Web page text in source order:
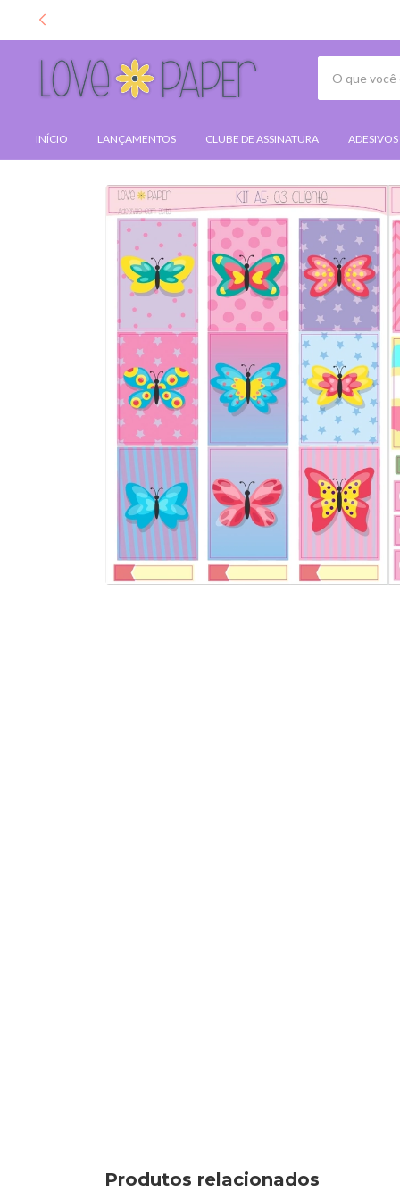
INÍCIO LANÇAMENTOS CLUBE DE ASSINATURA ADESIVOS
Produtos relacionados